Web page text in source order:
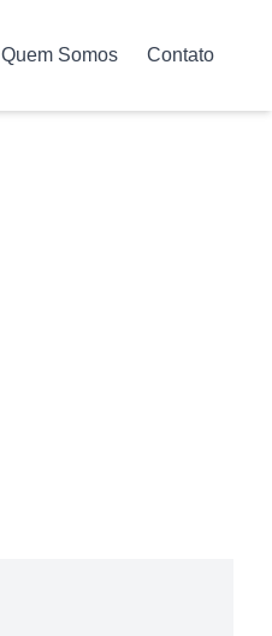
Quem Somos Contato